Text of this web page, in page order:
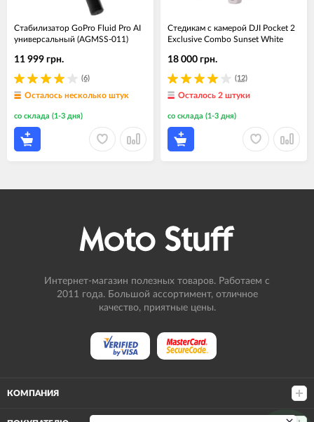
Стабилизатор GoPro Fluid Pro AI
универсальный (AGMSS-011)
(6)
11 999 грн.
Осталось несколько штук
со склада (1-3 дня)
Cтедикам c камерой DJI Pocket 2
Exclusive Combo Sunset White
(12)
18 000 грн.
Осталось 2 штуки
со склада (1-3 дня)
Интернет-магазин полезных товаров. Работаем с
2011 года. Большой ассортимент, отличное
качество, приятные цены.
КОМПАНИЯ